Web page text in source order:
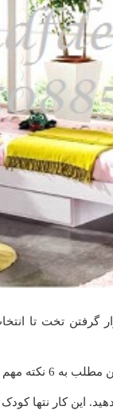
گرفتن تخت تا
اشاره می کنیم
این کار نتها